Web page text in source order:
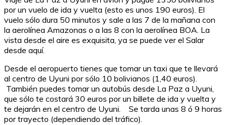
por un vuelo de ida y vuelta (esto es unos 190 euros). El
vuelo sólo dura 50 minutos y sale a las 7 de la mañana con
la aerolínea Amazonas o a las 8 con la aerolínea BOA. La
vista desde el aire es exquisita, ya se puede ver el Salar
desde aquí.
Desde el aeropuerto tienes que tomar un taxi que te llevará
al centro de Uyuni por sólo 10 bolivianos (1,40 euros).
También puedes tomar un autobús desde La Paz a Uyuni,
que sólo te costará 30 euros por un billete de ida y vuelta y
te dejarán en el centro de Uyuni. Se tarda unas 8 ó 9 horas
por trayecto (dependiendo del tráfico).